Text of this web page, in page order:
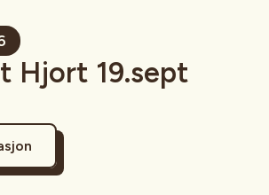
Hjort 19.sept